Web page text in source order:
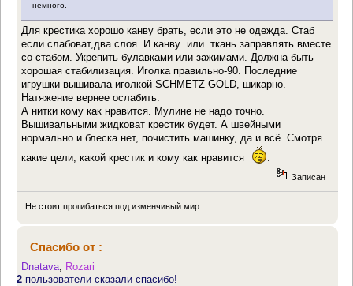
немного.
Для крестика хорошо канву брать, если это не одежда. Стаб
если слабоват,два слоя. И канву или ткань заправлять вместе
со стабом. Укрепить булавками или зажимами. Должна быть
хорошая стабилизация. Иголка правильно-90. Последние
игрушки вышивала иголкой SCHMETZ GOLD, шикарно.
Натяжение вернее ослабить.
А нитки кому как нравится. Мулине не надо точно.
Вышивальными жидковат крестик будет. А швейными
нормально и блеска нет, почистить машинку, да и всё. Смотря
какие цели, какой крестик и кому как нравится
.
Записан
Не стоит прогибаться под изменчивый мир.
Спасибо от :
Dnatava Rozari
2 пользователи сказали спасибо!